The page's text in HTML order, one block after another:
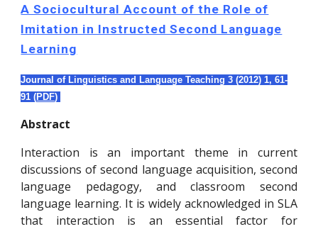
A Sociocultural Account of the Role of
Imitation in Instructed Second Language
Learning
Journal of Linguistics and Language Teaching 3 (2012) 1,61-
91 (PDF)
Abstract
Interaction is an important theme in current
discussions of second language acquisition, second
language pedagogy, and classroom second
language learning. It is widely acknowledged in SLA
that interaction is an essential factor for